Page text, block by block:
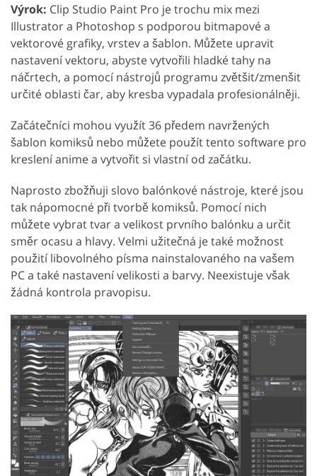
Výrok: Clip Studio Paint Pro je trochu mix mezi
Illustrator a Photoshop s podporou bitmapové a
vektorové grafiky, vrstev a šablon. Můžete upravit
nastavení vektoru, abyste vytvořili hladké tahy na
náčrtech, a pomocí nástrojů programu zvětšit/zmenšit
určité oblasti čar, aby kresba vypadala profesionálněji.
Začátečníci mohou využít 36 předem navržených
šablon komiksů nebo můžete použít tento software pro
kreslení anime a vytvořit si vlastní od začátku.
Naprosto zbožňuji slovo balónkové nástroje, které jsou
tak nápomocné při tvorbě komiksů. Pomocí nich
můžete vybrat tvar a velikost prvního balónku a určit
směr ocasu a hlavy. Velmi užitečná je také možnost
použití libovolného písma nainstalovaného na vašem
PC a také nastavení velikosti a barvy. Neexistuje však
žádná kontrola pravopisu.